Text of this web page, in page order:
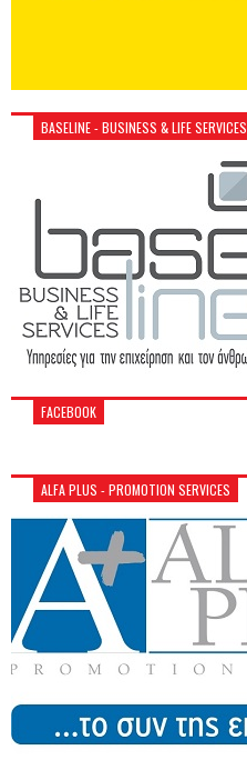
BASELINE - BUSINESS & LIFE SERVICES
FACEBOOK
ALFA PLUS - PROMOTION SERVICES